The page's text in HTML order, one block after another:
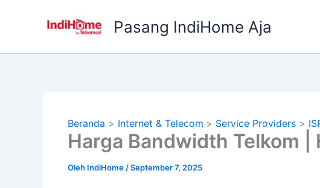
Pasang IndiHome Aja
Beranda Internet & Telecom Service Providers
Harga Bandwidth Telkom |
Oleh IndiHome /September 7, 2025